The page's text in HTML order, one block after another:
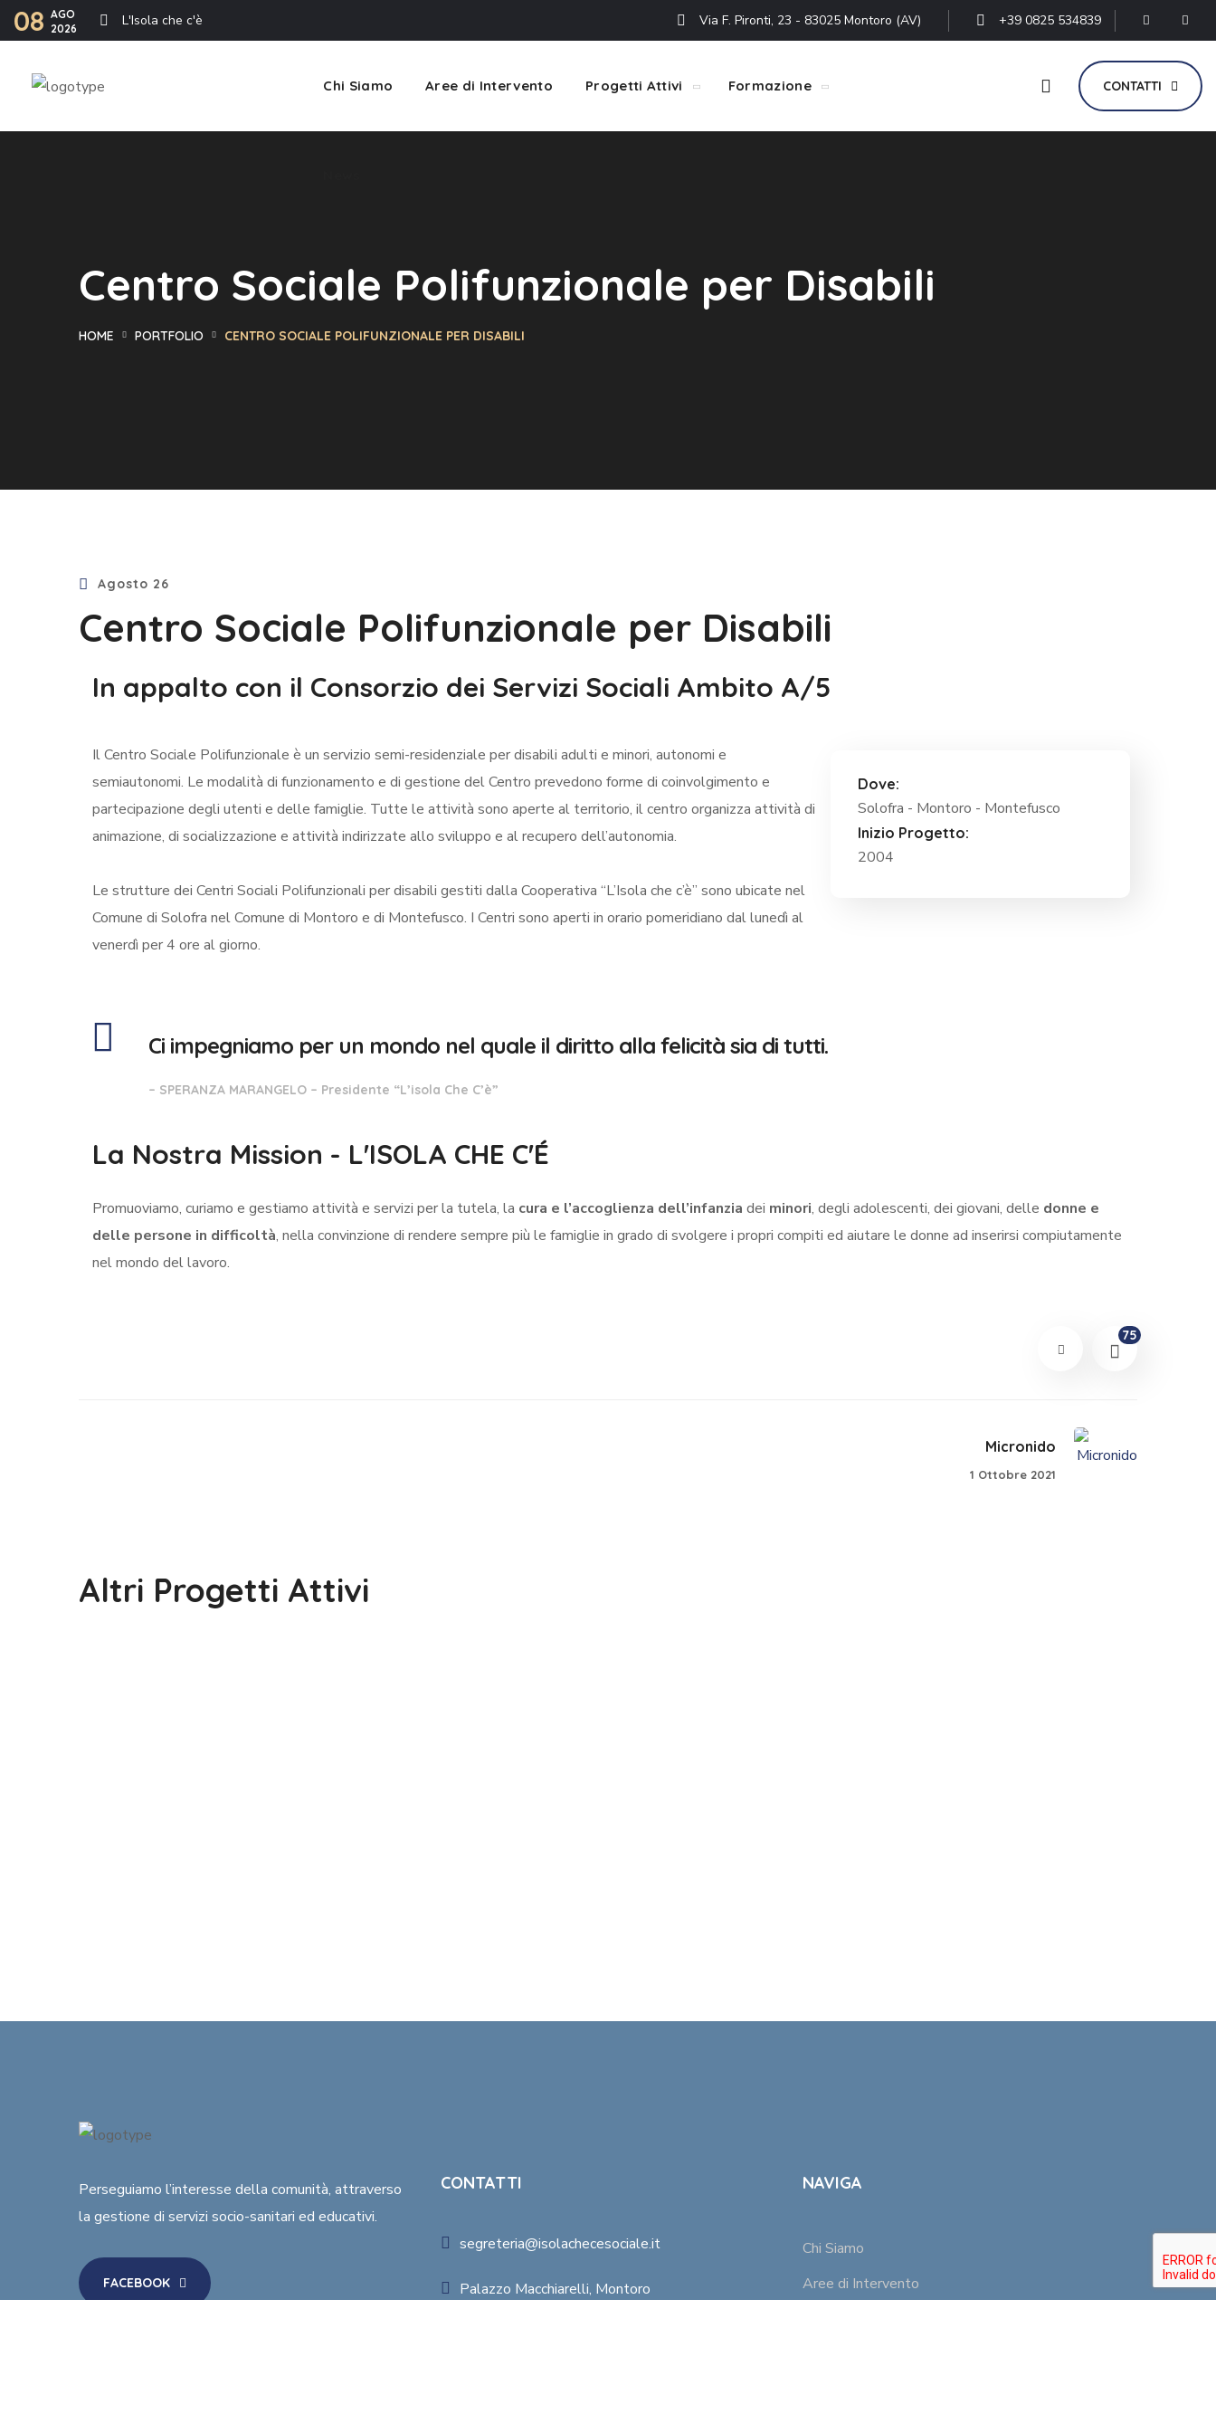
08 AGO
2026
L'Isola che c'è Via F. Pironti, 23 - 83025 Montoro (AV) +39 0825 534839
Chi Siamo Aree di Intervento Progetti Attivi Formazione CONTATTI
News
Centro Sociale Polifunzionale per Disabili
HOME PORTFOLIO CENTRO SOCIALE POLIFUNZIONALE PER DISABILI
Agosto 26
Centro Sociale Polifunzionale per Disabili
In appalto con il Consorzio dei Servizi Sociali Ambito A/5
Il Centro Sociale Polifunzionale è un servizio semi-residenziale per disabili adulti e minori, autonomi e
semiautonomi. Le modalità di funzionamento e di gestione del Centro prevedono forme di coinvolgimento e
partecipazione degli utenti e delle famiglie. Tutte le attività sono aperte al territorio, il centro organizza attività di
animazione, di socializzazione e attività indirizzate allo sviluppo e al recupero dell’autonomia.
Le strutture dei Centri Sociali Polifunzionali per disabili gestiti dalla Cooperativa “L’Isola che c’è” sono ubicate nel
Comune di Solofra nel Comune di Montoro e di Montefusco. I Centri sono aperti in orario pomeridiano dal lunedì al
venerdì per 4 ore al giorno.
Dove:
Solofra - Montoro - Montefusco
Inizio Progetto:
2004
Ci impegniamo per un mondo nel quale il diritto alla felicità sia di tutti.
– SPERANZA MARANGELO – Presidente “L’isola Che C’è”
La Nostra Mission - L'ISOLA CHE C'É
Promuoviamo, curiamo e gestiamo attività e servizi per la tutela, la cura e l’accoglienza dell’infanzia dei minori, degli adolescenti, dei giovani, delle donne e
delle persone in difficoltà, nella convinzione di rendere sempre più le famiglie in grado di svolgere i propri compiti ed aiutare le donne ad inserirsi compiutamente
nel mondo del lavoro.
75
Micronido
1 Ottobre 2021
Altri Progetti Attivi
Cose Mai Fatte
Perseguiamo l’interesse della comunità, attraverso
la gestione di servizi socio-sanitari ed educativi.
FACEBOOK
CONTATTI
segreteria@isolachecesociale.it
Palazzo Macchiarelli, Montoro
NAVIGA
Chi Siamo
Aree di Intervento